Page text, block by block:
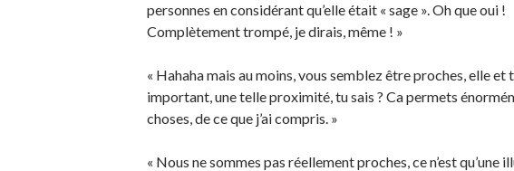
personnes en considérant qu’elle était « sage ». Oh que oui !
Complètement trompé, je dirais, même ! »
« Hahaha mais au moins, vous semblez être proches, elle et
important, une telle proximité, tu sais ? Ca permets
choses, de ce que j’ai compris. »
« Nous ne sommes pas réellement proches, ce n’est qu’une